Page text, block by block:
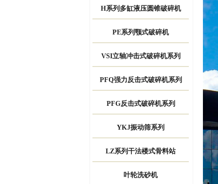
H系列多缸液压圆锥破碎机
PE系列颚式破碎机
VSI立轴冲击式破碎机系列
PFQ强力反击式破碎机系列
PFG反击式破碎机系列
YKJ振动筛系列
LZ系列干法楼式骨料站
叶轮洗砂机